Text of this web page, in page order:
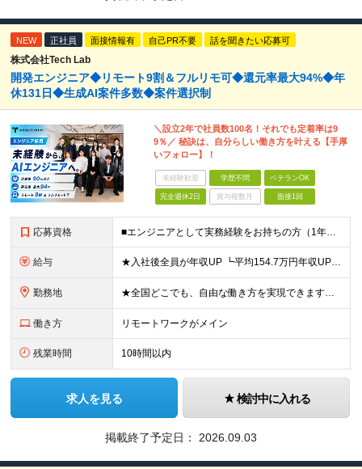
NEW 正社員 面接情報有 自己PR不要 話を聞きたい応募可
株式会社Tech Lab
開発エンジニア◆リモート9割＆フルリモ可◆還元率最大94%◆年
休131日◆生成AI案件多数◆案件選択制
＼設立2年で社員数100名！それでも定着率は9
9％／ 秘訣は、自分らしい働き方を叶える【手厚
いフォロー】！
未経験歓迎 学歴不問 ベテランOK
完全週休2日 賞与複数月 面接1回
応募資格 ■エンジニアとして実務経験をお持ちの方（1年以上） ■学歴不問 ■既卒・第二新卒OK ☆Tech Labの事業内容、ビジョンに共感できる⽅はぜひご応募ください！ ☆意欲重視の採用です！ 「経歴に自信
給与 ★入社後全員が年収UP ┗平均154.7万円年収UP！ ┗最大380万円UPの実績も 月給35万円～100万円＋決算賞与＋各種手当 【 給与イメージ 】 ■経験1年以上…月給35万円～＋決算賞与
勤務地 ★全国どこでも、自由な働き方を実現できます！ 全国のプロジェクト先やフルリモート環境での勤務も可能です。 ＼自由度の高い働き方、叶えます／ ・フルリモートで働きたい ・ハイブリットに働きたい ・家庭
働き方 リモートワークがメイン
残業時間 10時間以内
求人を見る 検討中に入れる
掲載終了予定日： 2026.09.03